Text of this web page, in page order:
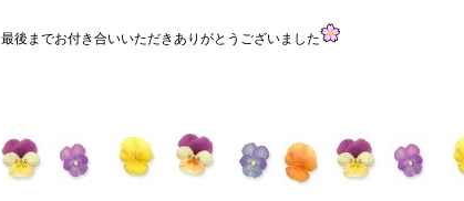
最後までお付き合いいただきありがとうございました